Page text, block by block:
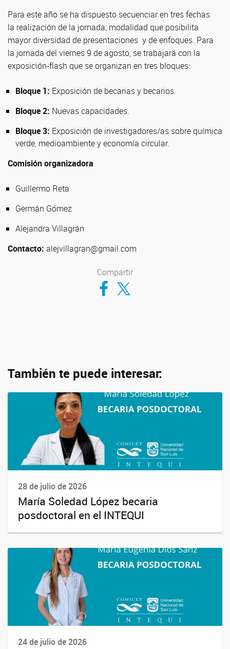
Para este año se ha dispuesto secuenciar en tres fechas
la realización de la jornada; modalidad que posibilita
mayor diversidad de presentaciones y de enfoques. Para
la jornada del viernes 9 de agosto, se trabajará con la
exposición-flash que se organizan en tres bloques:
Bloque 1: Exposición de becarias y becarios.
Bloque 2: Nuevas capacidades.
Bloque 3: Exposición de investigadores/as sobre química
verde, medioambiente y economía circular.
Comisión organizadora
Guillermo Reta
Germán Gómez
Alejandra Villagrán
Contacto: alejvillagran@gmail.com
Compartir
Compartir en Facebook
Compartir en Twitter
También te puede interesar:
28 de julio de 2026
María Soledad López becaria
posdoctoral en el INTEQUI
24 de julio de 2026